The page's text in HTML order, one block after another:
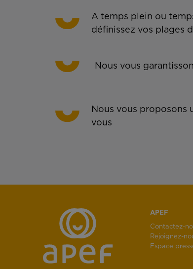
A temps plein ou
définissez vos plages
Nous vous
Nous vous proposons
vous
APEF
Contactez-
Rejoignez-
Espace